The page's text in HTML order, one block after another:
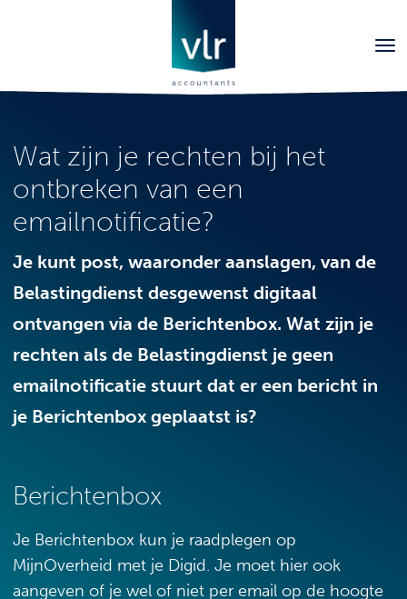
Wat zijn je rechten bij het
ontbreken van een
emailnotificatie?
Je kunt post, waaronder aanslagen, van de
Belastingdienst desgewenst digitaal
ontvangen via de Berichtenbox. Wat zijn je
rechten als de Belastingdienst je geen
emailnotificatie stuurt dat er een bericht in
je Berichtenbox geplaatst is?
Berichtenbox
Je Berichtenbox kun je raadplegen op
MijnOverheid met je Digid. Je moet hier ook
aangeven of je wel of niet per email op de hoogte